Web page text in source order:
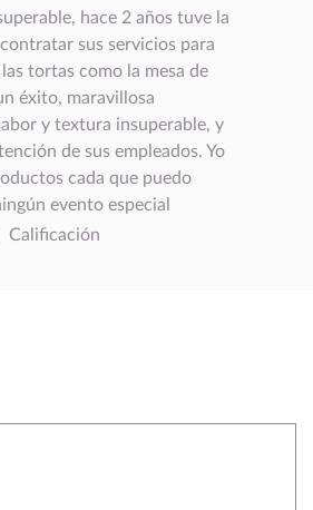
hace 2 años tuve la
sus servicios para
tortas como la mesa de
éxito, maravillosa
y textura insuperable, y
de sus empleados. Yo
cada que puedo
evento especial
Calificación